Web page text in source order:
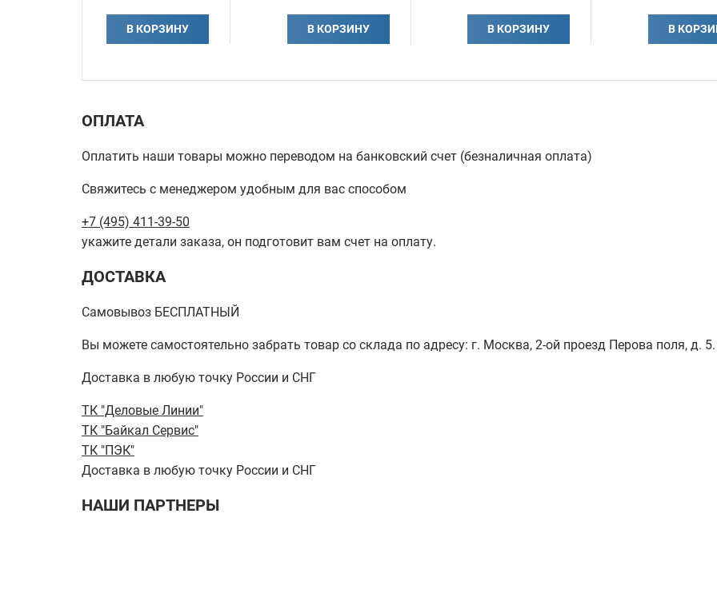
В КОРЗИНУ В КОРЗИНУ В КОРЗИНУ В
ОПЛАТА
Оплатить наши товары можно переводом на банковский счет (безналичная оплата)
Свяжитесь с менеджером удобным для вас способом
+7 (495) 411-39-50
укажите детали заказа, он подготовит вам счет на оплату.
ДОСТАВКА
Самовывоз БЕСПЛАТНЫЙ
Вы можете самостоятельно забрать товар со склада по адресу: г. Москва, 2-ой проезд Перова поля, д. 5.
Доставка в любую точку России и СНГ
ТК "Деловые Линии"
ТК "Байкал Сервис"
ТК "ПЭК"
Доставка в любую точку России и СНГ
НАШИ ПАРТНЕРЫ